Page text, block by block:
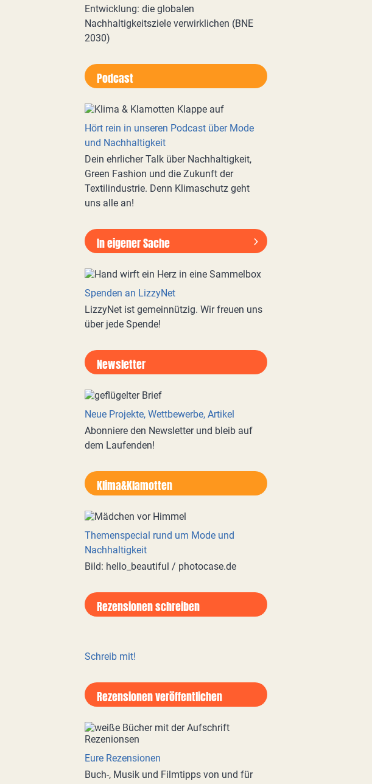
Entwicklung: die globalen
Nachhaltigkeitsziele verwirklichen (BNE
2030)
Podcast
Hört rein in unseren Podcast über Mode
und Nachhaltigkeit
Dein ehrlicher Talk über Nachhaltigkeit,
Green Fashion und die Zukunft der
Textilindustrie. Denn Klimaschutz geht
uns alle an!
In eigener Sache
Spenden an LizzyNet
LizzyNet ist gemeinnützig. Wir freuen uns
über jede Spende!
Newsletter
Neue Projekte, Wettbewerbe, Artikel
Abonniere den Newsletter und bleib auf
dem Laufenden!
Klima&Klamotten
Themenspecial rund um Mode und
Nachhaltigkeit
Bild: hello_beautiful / photocase.de
Rezensionen schreiben
Schreib mit!
Rezensionen veröffentlichen
Eure Rezensionen
Buch-, Musik und Filmtipps von und für